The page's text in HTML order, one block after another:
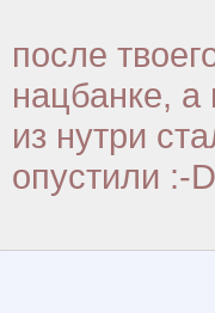
после
нацбанке, а
из нутри
опустили :-D